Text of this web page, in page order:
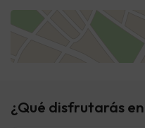
¿Qué disfrutarás